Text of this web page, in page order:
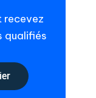
recevez
qualifiés